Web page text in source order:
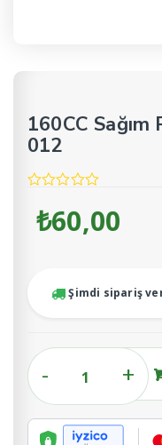
160CC
012
₺60,00
Şimdi sipariş
Kelebeği